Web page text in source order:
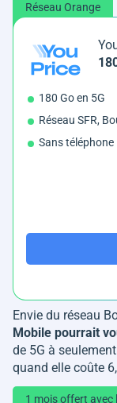
Réseau Orange
180 Go en 5G
Réseau SFR,
Sans téléphone
Envie du réseau
Mobile pourrait
de 5G à
quand elle coûte
1 mois offert avec